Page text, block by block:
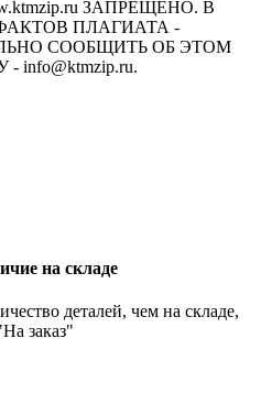
ЗАПРЕЩЕНО. В
ПЛАГИАТА -
СООБЩИТЬ ОБ ЭТОМ
на складе
деталей, чем на складе,
заказ"